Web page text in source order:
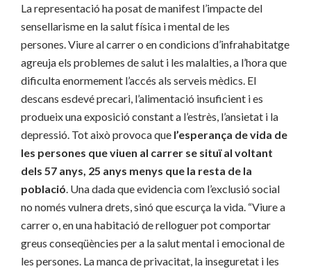
La representació ha posat de manifest l’impacte del
sensellarisme en la salut física i mental de les
persones. Viure al carrer o en condicions d’infrahabitatge
agreuja els problemes de salut i les malalties, a l’hora que
dificulta enormement l’accés als serveis mèdics. El
descans esdevé precari, l’alimentació insuficient i es
produeix una exposició constant a l’estrès, l’ansietat i la
depressió. Tot això provoca que l’esperança de vida de
les persones que viuen al carrer se situï al voltant
dels 57 anys, 25 anys menys que la resta de la
població . Una dada que evidencia com l’exclusió social
no només vulnera drets, sinó que escurça la vida. “Viure a
carrer o, en una habitació de relloguer pot comportar
greus conseqüències per a la salut mental i emocional de
les persones. La manca de privacitat, la inseguretat i les